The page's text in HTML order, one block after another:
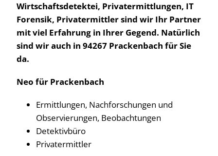
Wirtschaftsdetektei, Privatermittlungen, IT
Forensik, Privatermittler sind wir Ihr Partner
mit viel Erfahrung in Ihrer Gegend. Natürlich
sind wir auch in 94267 Prackenbach für Sie
da.
Neo für Prackenbach
Ermittlungen, Nachforschungen und
Observierungen, Beobachtungen
Detektivbüro
Privatermittler